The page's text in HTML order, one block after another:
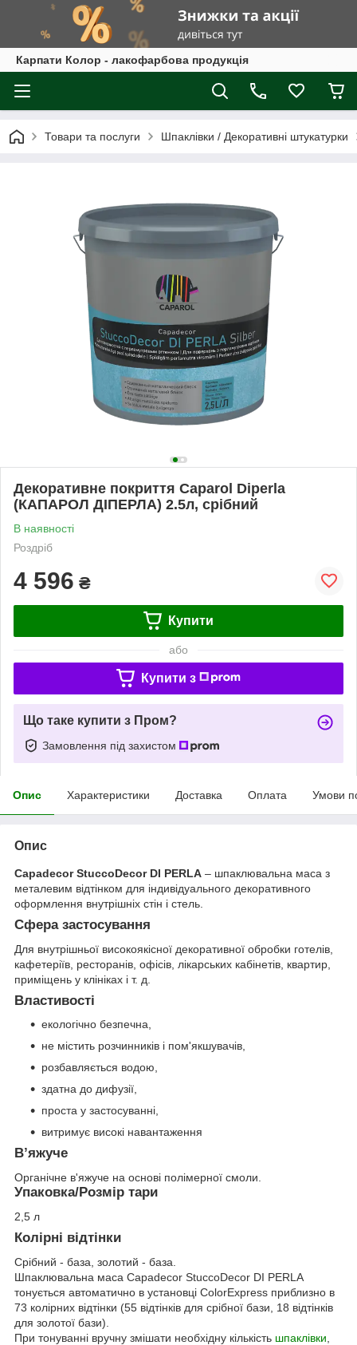
Карпати Колор - лакофарбова продукція
Товари та послуги Шпаклівки / Декоративні штукатурки
Декоративне покриття Caparol Diperla
(КАПАРОЛ ДІПЕРЛА) 2.5л, срібний
В наявності
Роздріб
4 596 ₴
Купити
або
Купити з
Що таке купити з Пром?
Замовлення під захистом
Опис Характеристики Доставка Оплата Умови
Опис
Capadecor StuccoDecor DI PERLA – шпаклювальна маса з
металевим відтінком для індивідуального декоративного
оформлення внутрішніх стін і стель.
Сфера застосування
Для внутрішньої високоякісної декоративної обробки готелів,
кафетеріїв, ресторанів, офісів, лікарських кабінетів, квартир,
приміщень у клініках і т. д.
Властивості
екологічно безпечна,
не містить розчинників і пом'якшувачів,
розбавляється водою,
здатна до дифузії,
проста у застосуванні,
витримує високі навантаження
В’яжуче
Органічне в'яжуче на основі полімерної смоли.
Упаковка/Розмір тари
2,5 л
Колірні відтінки
Срібний - база, золотий - база.
Шпаклювальна маса Capadecor StuccoDecor DI PERLA
тонується автоматично в установці ColorExpress приблизно в
73 колірних відтінки (55 відтінків для срібної бази, 18 відтінків
для золотої бази).
При тонуванні вручну змішати необхідну кількість шпаклівки